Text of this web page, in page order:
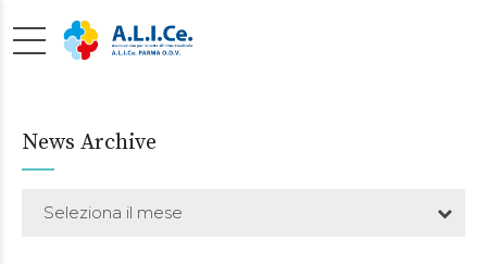
News Archive
Seleziona il mese